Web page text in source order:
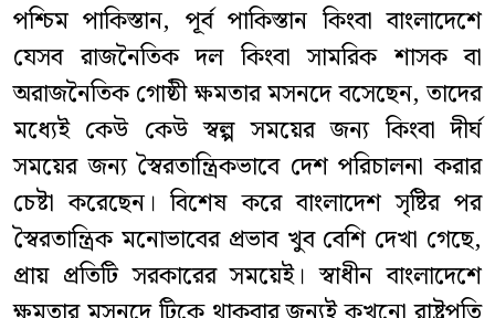
পশ্চিম পাকিস্তান, পূর্ব পাকিস্তান কিংবা বাংলাদেশে
যেসব রাজনৈতিক দল কিংবা সামরিক শাসক বা
অরাজনৈতিক গোষ্ঠী ক্ষমতার মসনদে বসেছেন, তাদের
মধ্যেই কেউ কেউ স্বল্প সময়ের জন্য কিংবা দীর্ঘ
সময়ের জন্য স্বৈরতান্ত্রিকভাবে দেশ পরিচালনা করার
চেষ্টা করেছেন। বিশেষ করে বাংলাদেশ সৃষ্টির পর
স্বৈরতান্ত্রিক মনোভাবের প্রভাব খুব বেশি দেখা গেছে,
প্রায় প্রতিটি সরকারের সময়েই। স্বাধীন বাংলাদেশে